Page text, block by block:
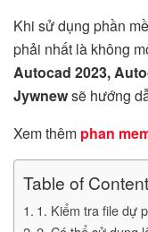
Khi sử dụng phần
phải nhất là không
Autocad 2023,
Jywnewsẽ hướng
Xem thêm phan
Table of
1. Kiểm tra file dự